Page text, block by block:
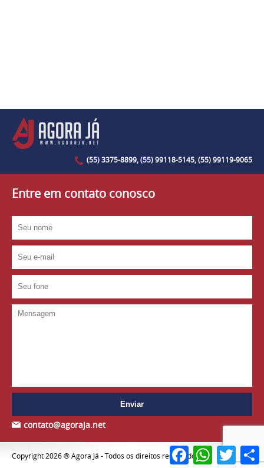
(55) 3375-8899, (55) 99118-5145, (55) 99119-9065
Entre em contato conosco
contato@agoraja.net
Copyright 2026 ® Agora Já - Todos os direitos reservadosFacebookWhatsApp
Twitter